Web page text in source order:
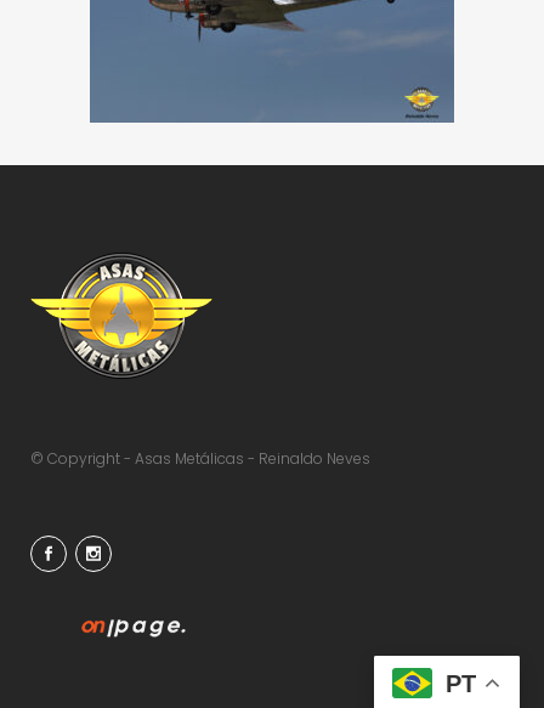
© Copyright - Asas Metálicas - Reinaldo Neves
PT